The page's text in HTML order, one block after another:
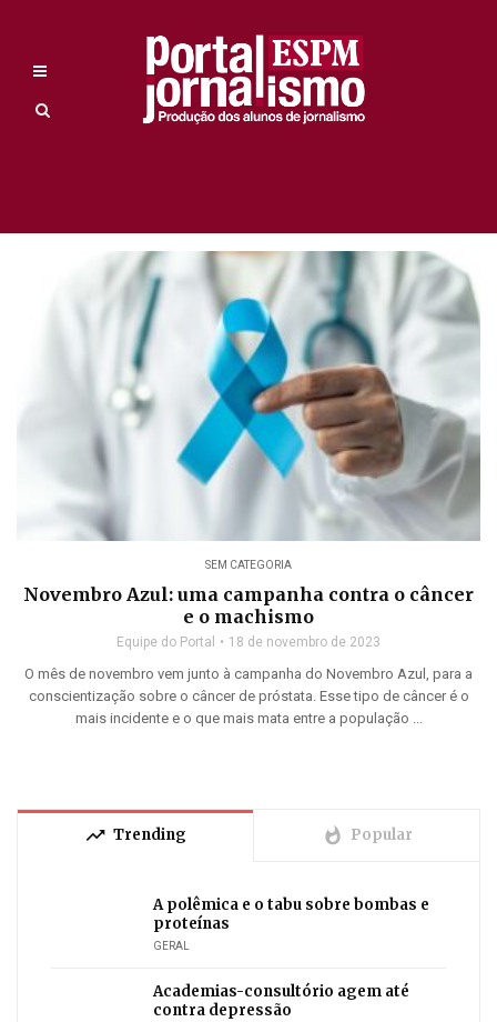
SEM CATEGORIA
Novembro Azul: uma campanha contra o câncer
e o machismo
Equipe do Portal 18 de novembro de 2023
O mês de novembro vem junto à campanha do Novembro Azul, para a
conscientização sobre o câncer de próstata. Esse tipo de câncer é o
mais incidente e o que mais mata entre a população ...
trending_up Trending whatshot Popular
A polêmica e o tabu sobre bombas e
proteínas
GERAL
Academias-consultório agem até
contra depressão